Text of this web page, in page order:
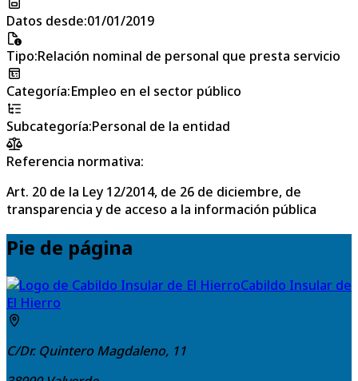
Datos desde:01/01/2019
Tipo:Relación nominal de personal que presta servicio
Categoría:Empleo en el sector público
Subcategoría:Personal de la entidad
Referencia normativa:
Art. 20 de la Ley 12/2014, de 26 de diciembre, de
transparencia y de acceso a la información pública
Pie de página
Cabildo Insular de
El Hierro
C/Dr. Quintero Magdaleno, 11